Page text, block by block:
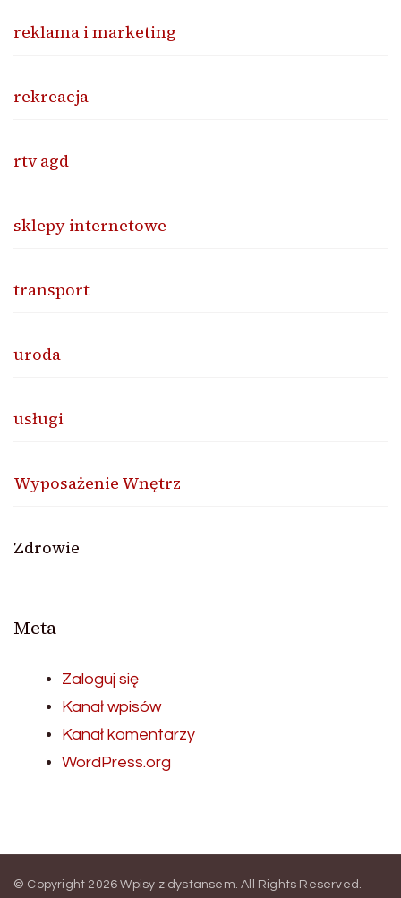
reklama i marketing
rekreacja
rtv agd
sklepy internetowe
transport
uroda
usługi
Wyposażenie Wnętrz
Zdrowie
Meta
Zaloguj się
Kanał wpisów
Kanał komentarzy
WordPress.org
© Copyright 2026Wpisy z dystansem . All Rights Reserved.